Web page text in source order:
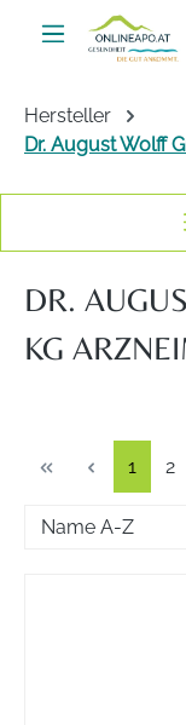
Zum Hauptinhalt
Hersteller
Dr. August Wolff
DR.
KG
Seite
1 2